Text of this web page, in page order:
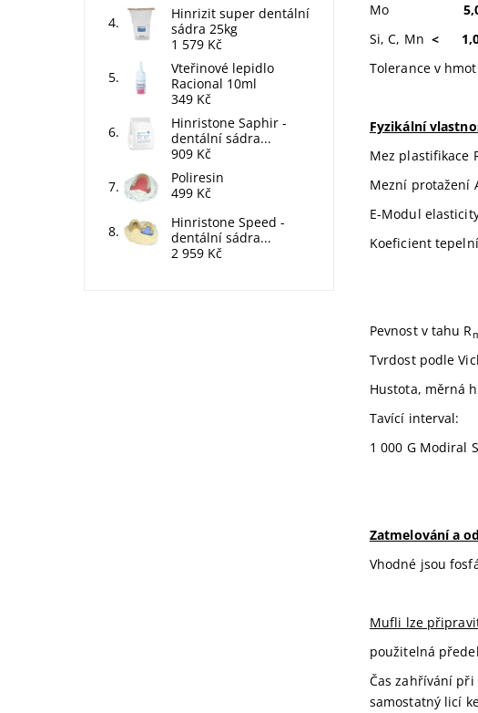
Mo
Si, C, Mn <
Tolerance v
Fyzikální
Mez plastifikace
Mezní
E-
Koeficient
25 –
25 –
Pevnost v tahu R
Tvrdost podle
Hustota,
Tavící
1 000
Zatmelování a
Vhodné jsou
Mufli lze
použitelná
Čas zahřívání
samostatný licí
Hinrizit super dentální
sádra 25kg
1 579 Kč
Vteřinové lepidlo
Racional 10ml
349 Kč
Hinristone Saphir -
dentální sádra...
909 Kč
Poliresin
499 Kč
Hinristone Speed -
dentální sádra...
2 959 Kč